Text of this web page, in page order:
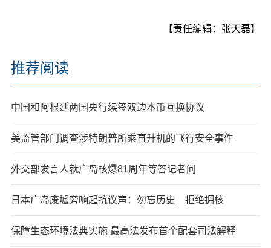
【责任编辑：张天磊】
推荐阅读
中国和阿根廷两国央行续签双边本币互换协议
美监管部门调查涉特朗普所乘直升机的飞行安全事件
外交部发言人就广岛核爆81周年等答记者问
日本广岛废墟旁响起抗议声：勿忘历史 拒绝拥核
保障生态环境法典实施 最高法发布首个配套司法解释